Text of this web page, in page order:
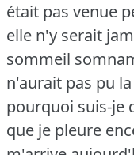
était pas venue
elle n'y serait
sommeil
n'aurait pas pu
pourquoi suis-je
que je pleure